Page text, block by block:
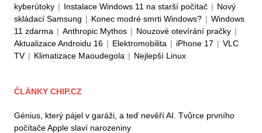
kyberútoky | Instalace Windows 11 na starší počítač | Nový
skládací Samsung | Konec modré smrti Windows? | Windows
11 zdarma | Anthropic Mythos | Nouzové otevírání pračky |
Aktualizace Androidu 16 | Elektromobilita | iPhone 17 | VLC
TV | Klimatizace Maoudegola | Nejlepší Linux
ČLÁNKY CHIP.CZ
Génius, který pájel v garáži, a teď nevěří AI. Tvůrce prvního
počítače Apple slaví narozeniny